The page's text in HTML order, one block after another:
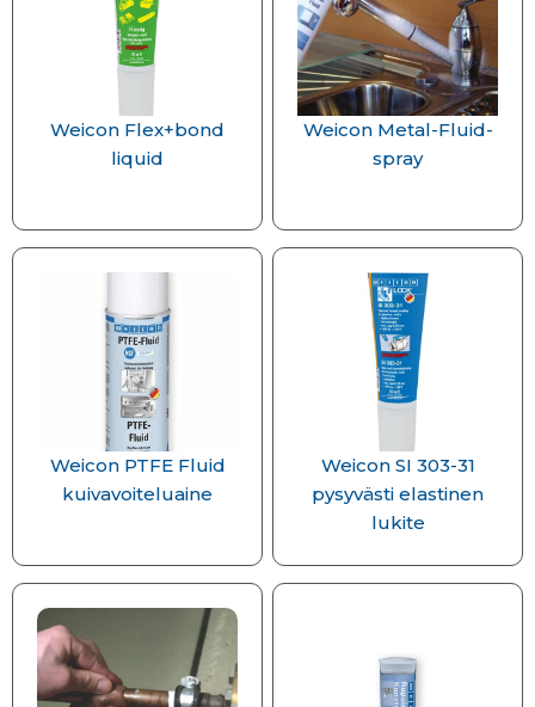
Weicon Flex+bond
liquid
Weicon Metal-Fluid-
spray
Weicon PTFE Fluid
kuivavoiteluaine
Weicon SI 303-31
pysyvästi elastinen
lukite